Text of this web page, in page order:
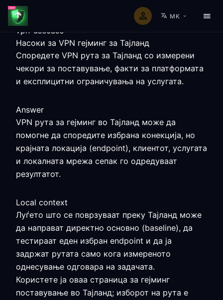
MK
vpn-usecase
Насоки за VPN гејминг за Тајланд
Споредете VPN рута за Тајланд со измерени
чекори за поставување, факти за платформата
и експлицитни ограничувања на услугата.
Answer
VPN рута за гејминг во Тајланд може да
помогне да споредите избрана конекција, но
крајната локација (endpoint), клиентот, услугата
и локалната мрежа сепак го одредуваат
резултатот.
Local context
Луѓето што се поврзуваат преку Тајланд може
да направат директно основно (baseline), да
тестираат еден избран endpoint и да ја
задржат рутата само кога измереното
однесување одговара на задачата.
Користете ја оваа страница за гејминг
поставување во Тајланд; изборот на рута е